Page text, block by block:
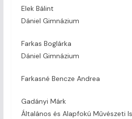
Elek Bálint
Dániel Gimnázium
Farkas Boglárka
Dániel Gimnázium
Farkasné Bencze Andrea
Gadányi Márk
Általános és Alapfokú Művészeti